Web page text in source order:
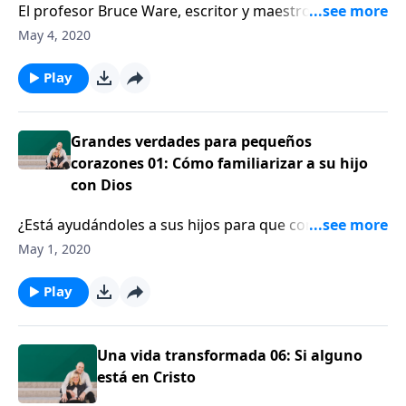
El profesor Bruce Ware, escritor y maestro de las
grandes verdades para pequeños corazones, anima a
otros ejemplos de la vida cotidiana para darles a sus
hijos un sentido de asombro ante la idea de Dios.
May 4, 2020
Play
Grandes verdades para pequeños
corazones 01: Cómo familiarizar a su hijo
con Dios
¿Está ayudándoles a sus hijos para que conozcan a
Dios? Bruce Ware, profesor de teología cristiana,
cotidianos de la vida para familiarizar a sus hijos con
Dios y que crezcan como discípulos en la fe.
May 1, 2020
Play
Una vida transformada 06: Si alguno
está en Cristo